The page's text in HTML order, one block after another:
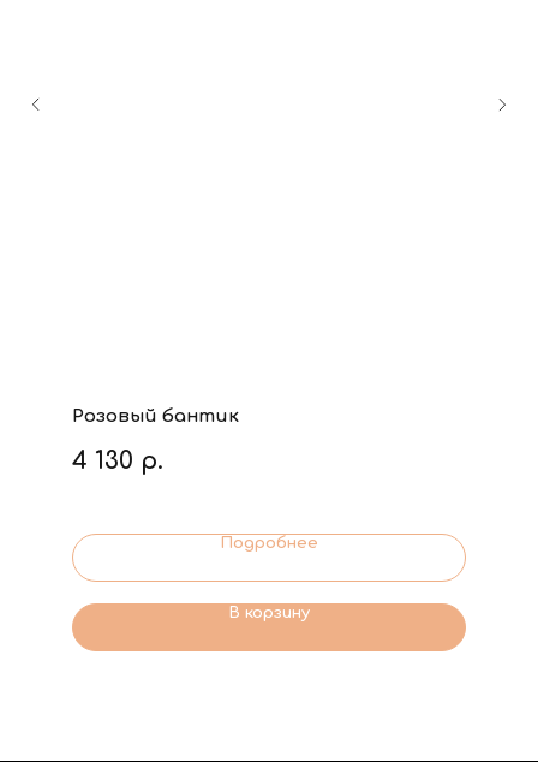
Розовый бантик
4 130 р.
Подробнее
В корзину